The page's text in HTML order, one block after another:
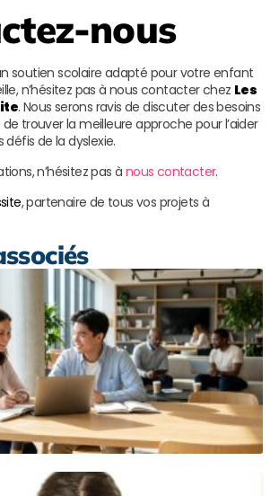
nous
soutien scolaire adapté pour votre enfant
n’hésitez pas à nous contacter chez Les
. Nous serons ravis de discuter des besoins
trouver la meilleure approche pour l’aider
défis de la dyslexie.
n’hésitez pas à nous contacter.
, partenaire de tous vos projets à